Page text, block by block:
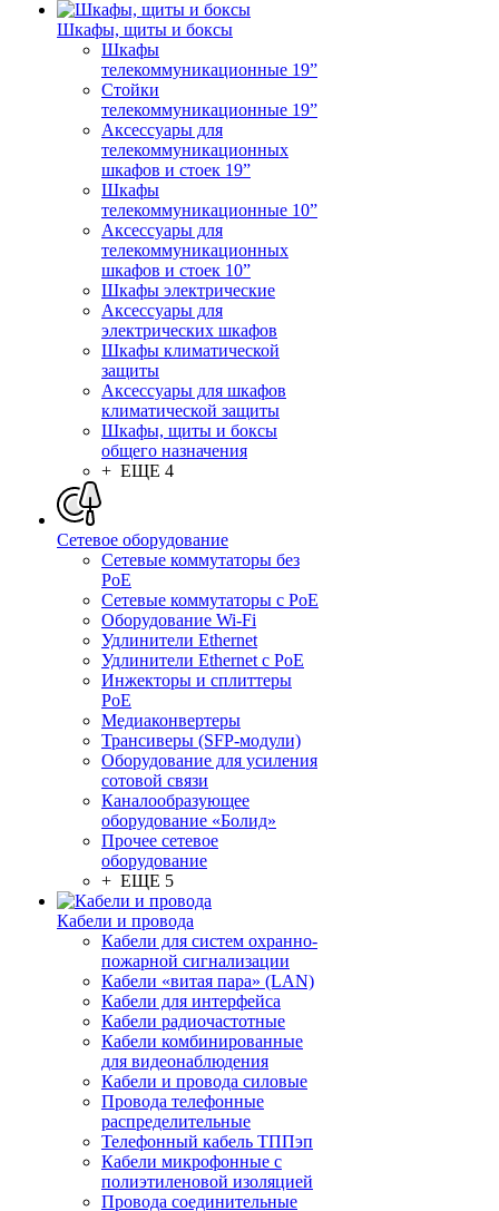
Шкафы, щиты и боксы
Шкафы
телекоммуникационные 19”
Стойки
телекоммуникационные 19”
Аксессуары для
телекоммуникационных
шкафов и стоек 19”
Шкафы
телекоммуникационные 10”
Аксессуары для
телекоммуникационных
шкафов и стоек 10”
Шкафы электрические
Аксессуары для
электрических шкафов
Шкафы климатической
защиты
Аксессуары для шкафов
климатической защиты
Шкафы, щиты и боксы
общего назначения
+ ЕЩЕ 4
Сетевое оборудование
Сетевые коммутаторы без
PoE
Сетевые коммутаторы с PoE
Оборудование Wi-Fi
Удлинители Ethernet
Удлинители Ethernet с PoE
Инжекторы и сплиттеры
PoE
Медиаконвертеры
Трансиверы (SFP-модули)
Оборудование для усиления
сотовой связи
Каналообразующее
оборудование «Болид»
Прочее сетевое
оборудование
+ ЕЩЕ 5
Кабели и провода
Кабели для систем охранно-
пожарной сигнализации
Кабели «витая пара» (LAN)
Кабели для интерфейса
Кабели радиочастотные
Кабели комбинированные
для видеонаблюдения
Кабели и провода силовые
Провода телефонные
распределительные
Телефонный кабель ТППэп
Кабели микрофонные с
полиэтиленовой изоляцией
Провода соединительные